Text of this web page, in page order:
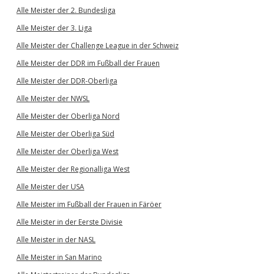
Alle Meister der 2. Bundesliga
Alle Meister der 3. Liga
Alle Meister der Challenge League in der Schweiz
Alle Meister der DDR im Fußball der Frauen
Alle Meister der DDR-Oberliga
Alle Meister der NWSL
Alle Meister der Oberliga Nord
Alle Meister der Oberliga Süd
Alle Meister der Oberliga West
Alle Meister der Regionalliga West
Alle Meister der USA
Alle Meister im Fußball der Frauen in Färöer
Alle Meister in der Eerste Divisie
Alle Meister in der NASL
Alle Meister in San Marino